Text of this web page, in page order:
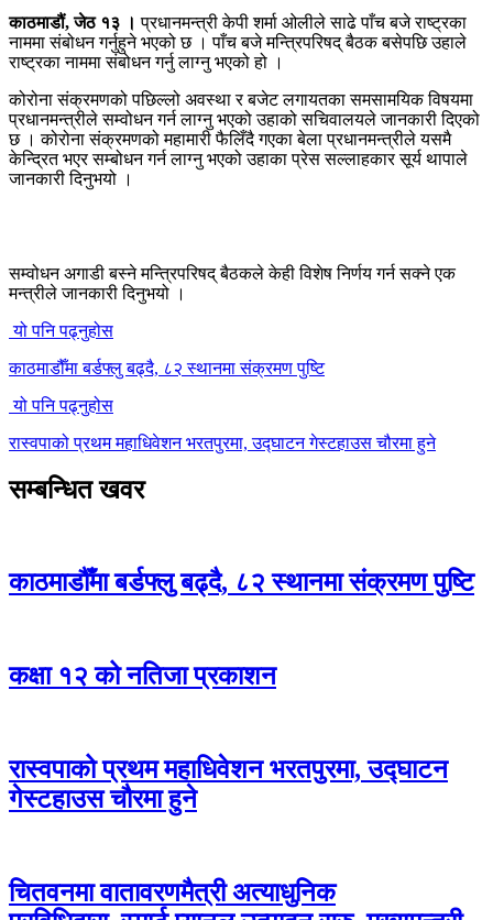
काठमाडौं, जेठ १३ ।प्रधानमन्त्री केपी शर्मा ओलीले साढे पाँच बजे राष्ट्रका
नाममा संबोधन गर्नुहुने भएको छ । पाँच बजे मन्त्रिपरिषद् बैठक बसेपछि उहाले
राष्ट्रका नाममा संबोधन गर्नु लाग्नु भएको हो ।
कोरोना संक्रमणको पछिल्लो अवस्था र बजेट लगायतका समसामयिक विषयमा
प्रधानमन्त्रीले सम्वोधन गर्न लाग्नु भएको उहाको सचिवालयले जानकारी दिएको
छ । कोरोना संक्रमणको महामारी फैलिँदै गएका बेला प्रधानमन्त्रीले यसमै
केन्द्रित भएर सम्बोधन गर्न लाग्नु भएको उहाका प्रेस सल्लाहकार सूर्य थापाले
जानकारी दिनुभयो ।
सम्वोधन अगाडी बस्ने मन्त्रिपरिषद् बैठकले केही विशेष निर्णय गर्न सक्ने एक
मन्त्रीले जानकारी दिनुभयो ।
यो पनि पढ्नुहोस
काठमाडौँमा बर्डफ्लु बढ्दै, ८२ स्थानमा संक्रमण पुष्टि
यो पनि पढ्नुहोस
रास्वपाको प्रथम महाधिवेशन भरतपुरमा, उद्घाटन गेस्टहाउस चौरमा हुने
सम्बन्धित खवर
काठमाडौँमा बर्डफ्लु बढ्दै, ८२ स्थानमा संक्रमण पुष्टि
कक्षा १२ को नतिजा प्रकाशन
रास्वपाको प्रथम महाधिवेशन भरतपुरमा, उद्घाटन
गेस्टहाउस चौरमा हुने
चितवनमा वातावरणमैत्री अत्याधुनिक